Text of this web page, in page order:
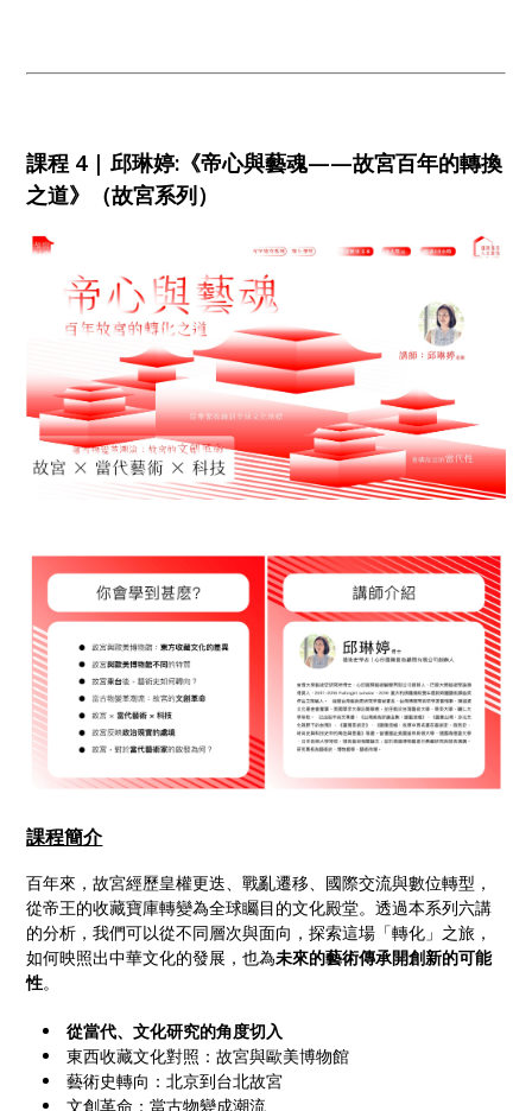
課程 4 | 邱琳婷:《帝心與藝魂——故宮百年的轉換
之道》（故宮系列）
課程簡介
百年來，故宮經歷皇權更迭、戰亂遷移、國際交流與數位轉型，
從帝王的收藏寶庫轉變為全球矚目的文化殿堂。透過本系列六講
的分析，我們可以從不同層次與面向，探索這場「轉化」之旅，
如何映照出中華文化的發展，也為未來的藝術傳承開創新的可能
性。
從當代、文化研究的角度切入
東西收藏文化對照：故宮與歐美博物館
藝術史轉向：北京到台北故宮
文創革命：當古物變成潮流